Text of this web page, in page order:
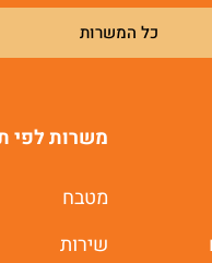
כל המשרות
משרות לפי
מטבח
שירות